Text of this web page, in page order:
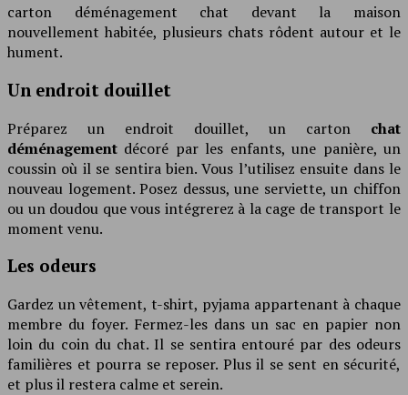
carton déménagement chat devant la maison
nouvellement habitée, plusieurs chats rôdent autour et le
hument.
Un endroit douillet
Préparez un endroit douillet, un carton chat
déménagement décoré par les enfants, une panière, un
coussin où il se sentira bien. Vous l’utilisez ensuite dans le
nouveau logement. Posez dessus, une serviette, un chiffon
ou un doudou que vous intégrerez à la cage de transport le
moment venu.
Les odeurs
Gardez un vêtement, t-shirt, pyjama appartenant à chaque
membre du foyer. Fermez-les dans un sac en papier non
loin du coin du chat. Il se sentira entouré par des odeurs
familières et pourra se reposer. Plus il se sent en sécurité,
et plus il restera calme et serein.